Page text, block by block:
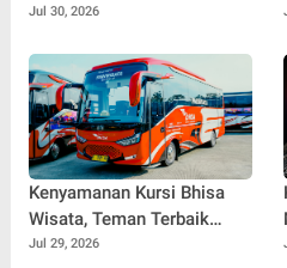
Hidajat Perluas Layanan
Jul 30, 2026
Kenyamanan Kursi Bhisa
Wisata, Teman Terbaik
untuk Perjalanan Jauh
Jul 29, 2026